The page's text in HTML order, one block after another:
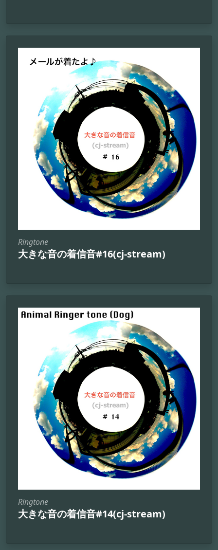
Ringtone
大きな音の着信音#16(cj-stream)
Ringtone
大きな音の着信音#14(cj-stream)